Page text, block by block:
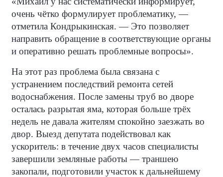
очень чётко формулирует проблематику, —
отметила Кондрыкинская. — Это позволяет
направить обращение в соответствующие органы
и оперативно решать проблемные вопросы».
На этот раз проблема была связана с
устранением последствий ремонта сетей
водоснабжения. После замены труб во дворе
осталась разрытая яма, которая больше трёх
недель не давала жителям спокойно заезжать во
двор. Выезд депутата подействовал как
ускоритель: в течение двух часов специалисты
завершили земляные работы — траншею
закопали, подготовили участок к дальнейшему